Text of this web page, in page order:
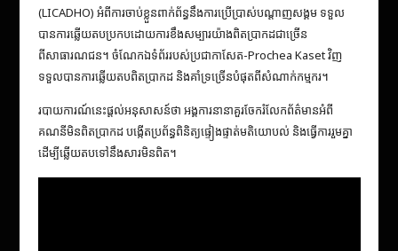
(LICADHO) អំពីការចាប់ខ្លួនពាក់ព័ន្ធនឹងការប្រើប្រាស់បណ្តាញសង្គម ទទួល
បានការឆ្លើយតបប្រកបដោយការខឹងសម្បារយ៉ាងពិតប្រាកដជាច្រើន
ពីសាធារណជន។ ចំណែកឯទំព័ររបស់ប្រជាកាសែត-Prochea Kaset វិញ
ទទួលបានការឆ្លើយតបពិតប្រាកដ និងគាំទ្រច្រើនបំផុតពីសំណាក់កម្មករ។
របាយការណ៍នេះផ្តល់អនុសាសន៍ថា អង្គការនានាគួរចែករំលែកព័ត៌មានអំពី
គណនីមិនពិតប្រាកដ បង្កើតប្រព័ន្ធពិនិត្យផ្ទៀងផ្ទាត់មតិយោបល់ និងធ្វើការរួមគ្នា
ដើម្បីឆ្លើយតបទៅនឹងសារមិនពិត។